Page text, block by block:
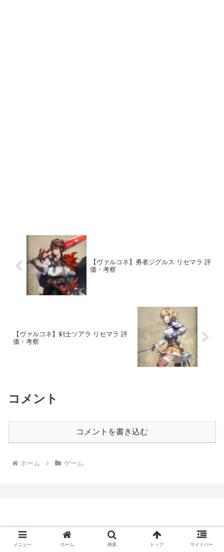
【ヴァルコネ】勇者ジグルス リセマラ 評
価・考察
【ヴァルコネ】剣士ソアラ リセマラ 評
価・考察
コメント
コメントを書き込む
ホーム ゲーム
メニュー ホーム 検索 トップ サイドバー